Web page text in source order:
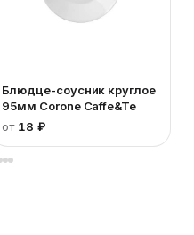
Блюдце-соусник круглое
95мм Corone Caffe&Te
от 18 ₽